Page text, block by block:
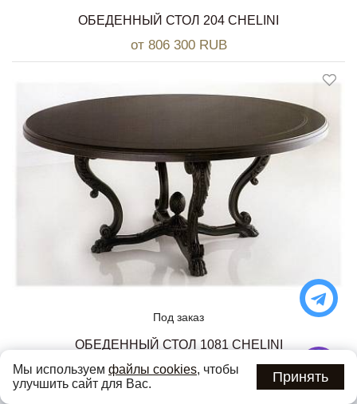
ОБЕДЕННЫЙ СТОЛ 204 CHELINI
от 806 300 RUB
Под заказ
ОБЕДЕННЫЙ СТОЛ 1081 CHELINI
от 914 000 RUB
Мы используем файлы cookies, чтобы
улучшить сайт для Вас.
Принять